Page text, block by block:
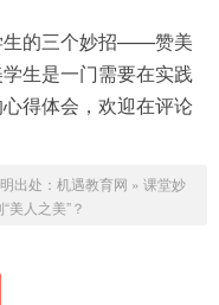
生的三个妙招——赞美
生是一门需要在实践
得体会，欢迎在评论
出处： 机遇教育网 » 课堂妙
美人之美”？